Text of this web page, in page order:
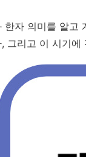
한자 의미를 알고
그리고 이 시기